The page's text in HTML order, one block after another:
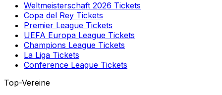
Weltmeisterschaft 2026 Tickets
Copa del Rey Tickets
Premier League Tickets
UEFA Europa League Tickets
Champions League Tickets
La Liga Tickets
Conference League Tickets
Top-Vereine